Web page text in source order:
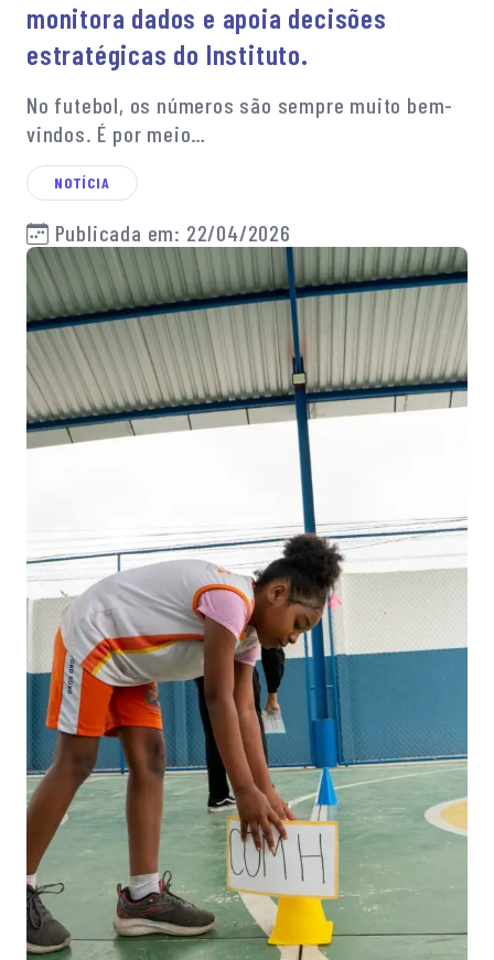
monitora dados e apoia decisões
estratégicas do Instituto.
No futebol, os números são sempre muito bem-
vindos. É por meio…
NOTÍCIA
Publicada em: 22/04/2026